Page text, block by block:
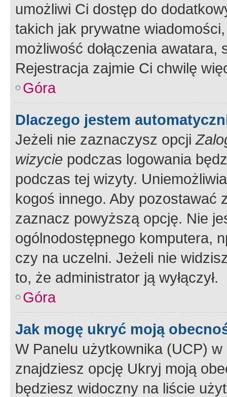
umożliwi Ci dostęp do
takich jak prywatne
możliwość dołączenia
Rejestracja zajmie Ci chwilę
Góra
Dlaczego jestem
Jeżeli nie zaznaczysz opcji
wizycie podczas logowania
podczas tej wizyty.
kogoś innego. Aby pozostawać
zaznacz powyższą opcję. Nie
ogólnodostępnego komputera,
czy na uczelni. Jeżeli nie
to, że administrator ją wyłączył.
Góra
Jak mogę ukryć moją
W Panelu użytkownika (UCP) w
znajdziesz opcję Ukryj moją
będziesz widoczny na liście